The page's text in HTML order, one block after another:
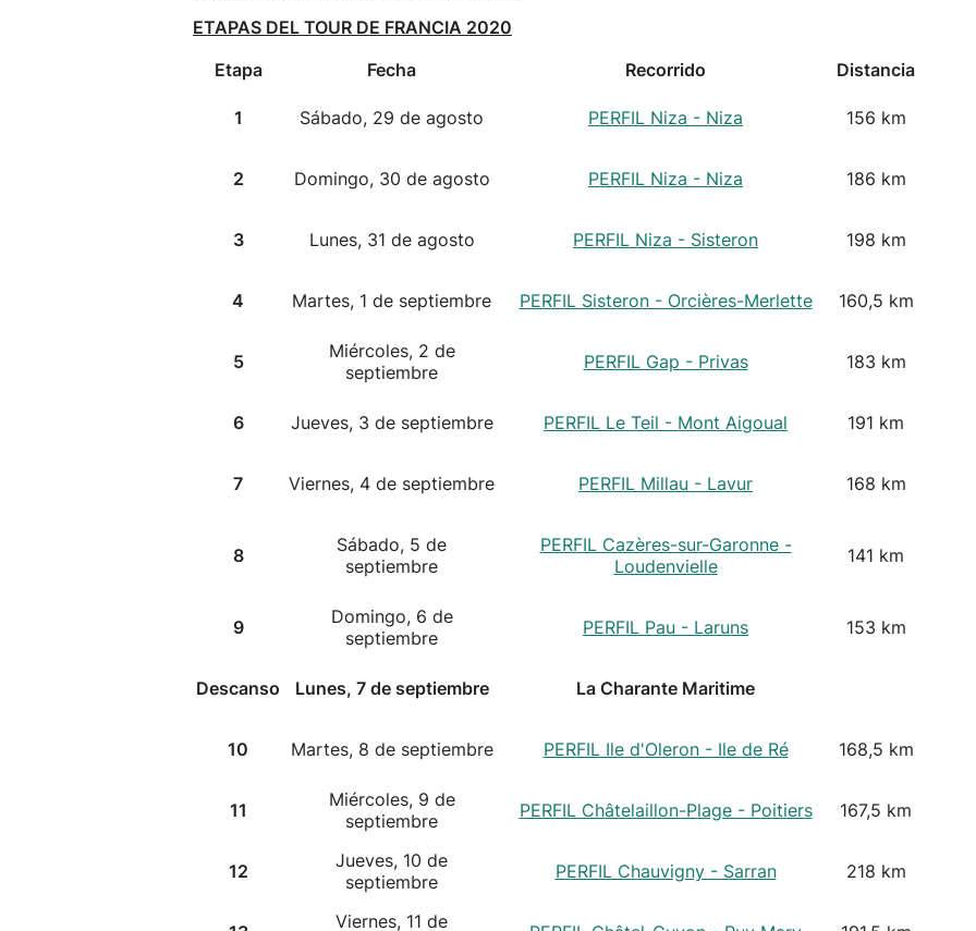
ETAPAS DEL TOUR DE FRANCIA 2020
Etapa
Fecha Recorrido Distancia
1 Sábado, 29 de agosto PERFIL Niza - Niza 156 km
2 Domingo, 30 de agosto PERFIL Niza - Niza 186 km
3 Lunes, 31 de agosto PERFIL Niza - Sisteron 198 km
4 Martes, 1 de septiembre PERFIL Sisteron - Orcières-Merlette 160,5 km
5
Miércoles, 2 de
septiembre
PERFIL Gap - Privas 183 km
6 Jueves, 3 de septiembre PERFIL Le Teil - Mont Aigoual 191 km
7 Viernes, 4 de septiembre PERFIL Millau - Lavur 168 km
8
Sábado, 5 de
septiembre
PERFIL Cazères-sur-Garonne -
Loudenvielle
141 km
9
Domingo, 6 de
septiembre
PERFIL Pau - Laruns 153 km
Descanso Lunes, 7 de septiembre La Charante Maritime
10 Martes, 8 de septiembre PERFIL Ile d'Oleron - Ile de Ré 168,5 km
11
Miércoles, 9 de
septiembre
PERFIL Châtelaillon-Plage - Poitiers 167,5 km
12
Jueves, 10 de
septiembre
PERFIL Chauvigny - Sarran 218 km
Viernes, 11 de